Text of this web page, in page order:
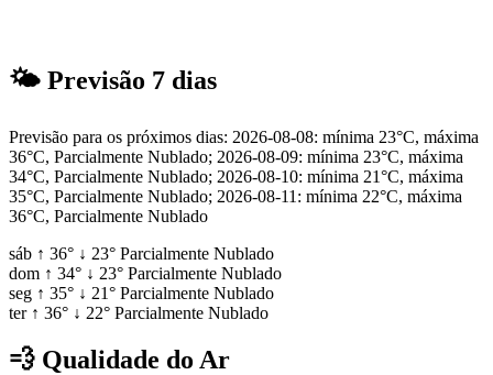
🌤 Previsão 7 dias
Previsão para os próximos dias: 2026-08-08: mínima 23°C, máxima
36°C, Parcialmente Nublado; 2026-08-09: mínima 23°C, máxima
34°C, Parcialmente Nublado; 2026-08-10: mínima 21°C, máxima
35°C, Parcialmente Nublado; 2026-08-11: mínima 22°C, máxima
36°C, Parcialmente Nublado
sáb ↑ 36° ↓ 23° Parcialmente Nublado
dom ↑ 34° ↓ 23° Parcialmente Nublado
seg ↑ 35° ↓ 21° Parcialmente Nublado
ter ↑ 36° ↓ 22° Parcialmente Nublado
💨 Qualidade do Ar